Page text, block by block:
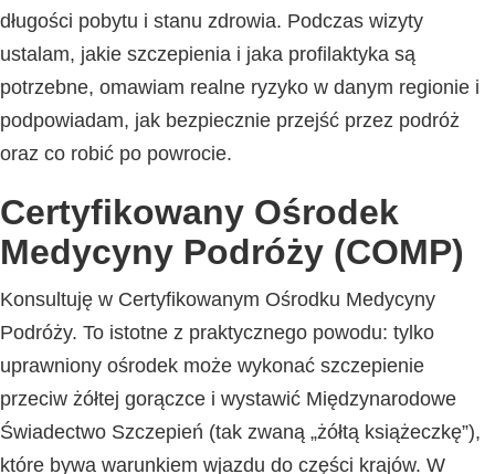
długości pobytu i stanu zdrowia. Podczas wizyty
ustalam, jakie szczepienia i jaka profilaktyka są
potrzebne, omawiam realne ryzyko w danym regionie i
podpowiadam, jak bezpiecznie przejść przez podróż
oraz co robić po powrocie.
Certyfikowany Ośrodek
Medycyny Podróży (COMP)
Konsultuję w Certyfikowanym Ośrodku Medycyny
Podróży. To istotne z praktycznego powodu: tylko
uprawniony ośrodek może wykonać szczepienie
przeciw żółtej gorączce i wystawić Międzynarodowe
Świadectwo Szczepień (tak zwaną „żółtą książeczkę”),
które bywa warunkiem wjazdu do części krajów. W